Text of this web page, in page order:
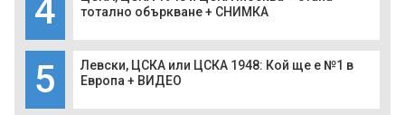
4
тотално объркване + СНИМКА
5
Левски, ЦСКА или ЦСКА 1948: Кой ще е №1 в
Европа + ВИДЕО